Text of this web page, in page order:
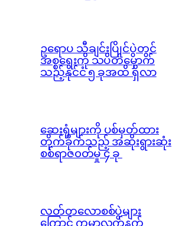
ဥရောပ သီချင်းပြိုင်ပွဲတွင်
အစ္စရေးကို သပိတ်မှောက်
သည့်နိုင်ငံ ၅ ခုအထိ ရှိလာ
ဆေးရုံများကို ပစ်မှတ်ထား
တိုက်ခိုက်သည့် အဆိုးရွားဆုံး
စစ်ရာဇ၀တ်မှု ၄ ခု
လတ်တလောစစ်ပွဲများ
ကြောင့် ကမ္ဘာ့လက်နက်